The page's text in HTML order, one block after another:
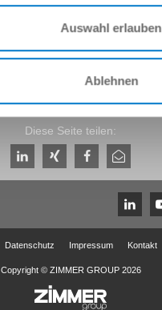
Auswahl erlauben
Ablehnen
Diese Seite teilen:
Datenschutz Impressum Kontakt
Copyright © ZIMMER GROUP 2026